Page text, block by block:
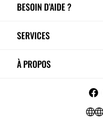
BESOIN D’AIDE ?
SERVICES
À PROPOS